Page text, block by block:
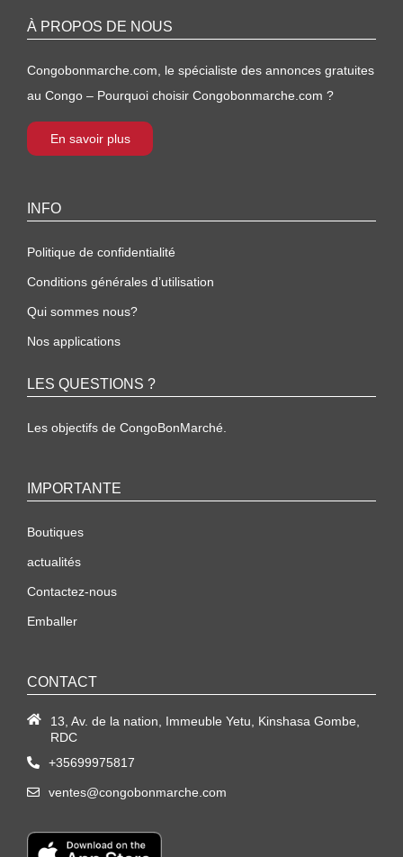
À PROPOS DE NOUS
Congobonmarche.com, le spécialiste des annonces gratuites
au Congo – Pourquoi choisir Congobonmarche.com ?
En savoir plus
INFO
Politique de confidentialité
Conditions générales d’utilisation
Qui sommes nous?
Nos applications
LES QUESTIONS ?
Les objectifs de CongoBonMarché.
IMPORTANTE
Boutiques
actualités
Contactez-nous
Emballer
CONTACT
13, Av. de la nation, Immeuble Yetu, Kinshasa Gombe,
RDC
+35699975817
ventes@congobonmarche.com